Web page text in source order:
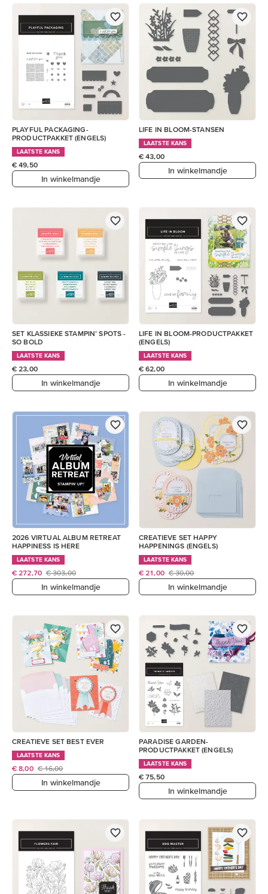
PLAYFUL PACKAGING-
PRODUCTPAKKET (ENGELS)
LAATSTE KANS
€ 49,50
In winkelmandje
LIFE IN BLOOM-STANSEN
LAATSTE KANS
€ 43,00
In winkelmandje
SET KLASSIEKE STAMPIN’ SPOTS -
SO BOLD
LAATSTE KANS
€ 23,00
In winkelmandje
LIFE IN BLOOM-PRODUCTPAKKET
(ENGELS)
LAATSTE KANS
€ 62,00
In winkelmandje
2026 VIRTUAL ALBUM RETREAT
HAPPINESS IS HERE
LAATSTE KANS
€ 272,70 € 303,00
In winkelmandje
CREATIEVE SET HAPPY
HAPPENINGS (ENGELS)
LAATSTE KANS
€ 21,00 € 30,00
In winkelmandje
CREATIEVE SET BEST EVER
LAATSTE KANS
€ 8,00 € 16,00
In winkelmandje
PARADISE GARDEN-
PRODUCTPAKKET (ENGELS)
LAATSTE KANS
€ 75,50
In winkelmandje